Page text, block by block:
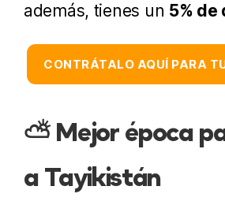
además, tienes un 5% de
CONTRÁTALO AQUÍ PARA
⛅ Mejor época
a Tayikistán